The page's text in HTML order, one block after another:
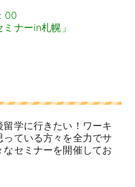
00
ナーin札幌」
学に行きたい！ワーキ
ている方々を全力でサ
セミナーを開催してお